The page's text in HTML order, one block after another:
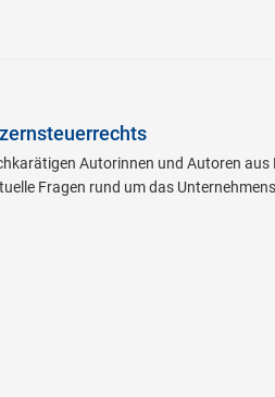
Autorinnen und Autoren
Fragen rund um das